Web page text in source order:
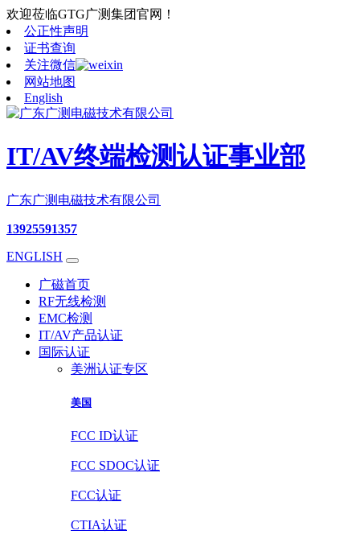
欢迎莅临GTG广测集团官网！
公正性声明
证书查询
关注微信
网站地图
English
IT/AV终端检测认证事业部
广东广测电磁技术有限公司
13925591357
ENGLISH
广磁首页
RF无线检测
EMC检测
IT/AV产品认证
国际认证
美洲认证专区
美国
FCC ID认证
FCC SDOC认证
FCC认证
CTIA认证